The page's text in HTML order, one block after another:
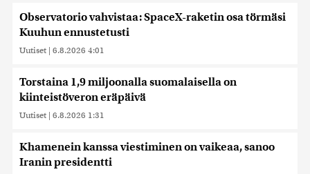
Observatorio vahvistaa: SpaceX-raketin osa törmäsi
Kuuhun ennustetusti
Uutiset | 6.8.2026 4:01
Torstaina 1,9 miljoonalla suomalaisella on
kiinteistöveron eräpäivä
Uutiset | 6.8.2026 1:31
Khamenein kanssa viestiminen on vaikeaa, sanoo
Iranin presidentti